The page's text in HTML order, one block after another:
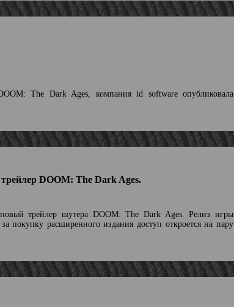
The Dark Ages, компания id software опубликовала
DOOM: The Dark Ages.
трейлер шутера DOOM: The Dark Ages. Релиз игры
расширенного издания доступ откроется на пару